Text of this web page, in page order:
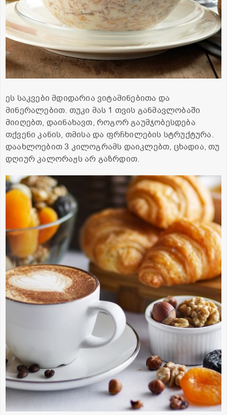
ეს საკვები მდიდარია ვიტამინებითა და
მინერალებით. თუკი მას 1 თვის განმავლობაში
მიიღებთ, დაინახავთ, როგორ გაუმჯობესდება
თქვენი კანის, თმისა და ფრჩხილების სტრუქტურა.
დაახლოებით 3 კილოგრამს დაიკლებთ, ცხადია, თუ
დღიურ კალორაჟს არ გაზრდით.